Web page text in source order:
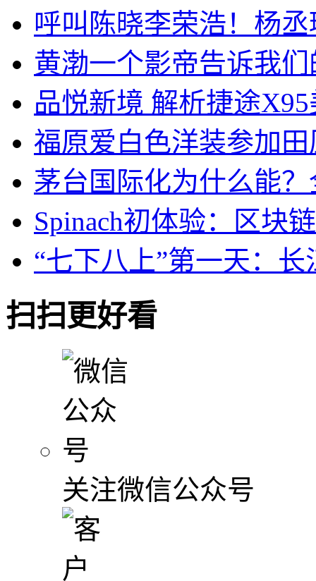
呼叫陈晓李荣浩！杨
黄渤一个影帝告诉我
品悦新境 解析捷途
福原爱白色洋装参加
茅台国际化为什么能
Spinach初体验：区块
“七下八上”第一天：
扫扫更好看
关注微信公众号